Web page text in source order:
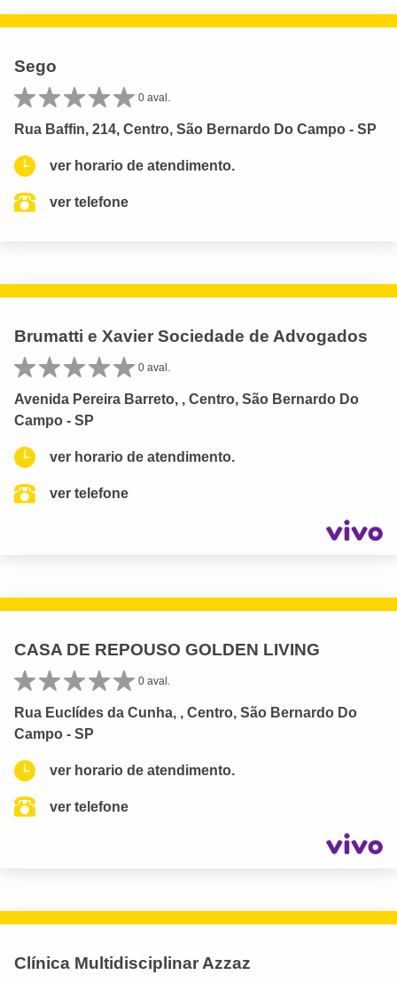
Sego
0 aval.
Rua Baffin, 214, Centro, São Bernardo Do Campo - SP
ver horario de atendimento.
ver telefone
Brumatti e Xavier Sociedade de Advogados
0 aval.
Avenida Pereira Barreto, , Centro, São Bernardo Do
Campo - SP
ver horario de atendimento.
ver telefone
CASA DE REPOUSO GOLDEN LIVING
0 aval.
Rua Euclídes da Cunha, , Centro, São Bernardo Do
Campo - SP
ver horario de atendimento.
ver telefone
Clínica Multidisciplinar Azzaz